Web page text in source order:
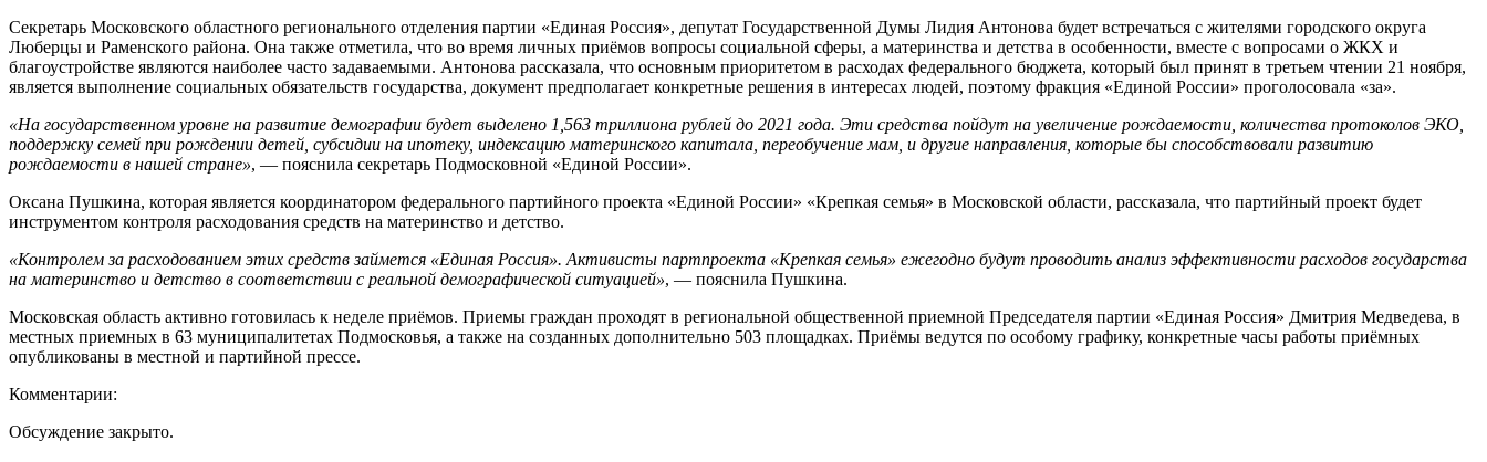
Секретарь Московского областного регионального отделения партии «Единая Россия», депутат Государственной Думы Лидия Антонова будет встречаться с жителями городского округа
Люберцы и Раменского района. Она также отметила, что во время личных приёмов вопросы социальной сферы, а материнства и детства в особенности, вместе с вопросами о ЖКХ и
благоустройстве являются наиболее часто задаваемыми. Антонова рассказала, что основным приоритетом в расходах федерального бюджета, который был принят в третьем чтении 21 ноября,
является выполнение социальных обязательств государства, документ предполагает конкретные решения в интересах людей, поэтому фракция «Единой России» проголосовала «за».
«На государственном уровне на развитие демографии будет выделено 1,563 триллиона рублей до 2021 года. Эти средства пойдут на увеличение рождаемости, количества протоколов ЭКО,
поддержку семей при рождении детей, субсидии на ипотеку, индексацию материнского капитала, переобучение мам, и другие направления, которые бы способствовали развитию
рождаемости в нашей стране», — пояснила секретарь Подмосковной «Единой России».
Оксана Пушкина, которая является координатором федерального партийного проекта «Единой России» «Крепкая семья» в Московской области, рассказала, что партийный проект будет
инструментом контроля расходования средств на материнство и детство.
«Контролем за расходованием этих средств займется «Единая Россия». Активисты партпроекта «Крепкая семья» ежегодно будут проводить анализ эффективности расходов государства
на материнство и детство в соответствии с реальной демографической ситуацией», — пояснила Пушкина.
Московская область активно готовилась к неделе приёмов. Приемы граждан проходят в региональной общественной приемной Председателя партии «Единая Россия» Дмитрия Медведева, в
местных приемных в 63 муниципалитетах Подмосковья, а также на созданных дополнительно 503 площадках. Приёмы ведутся по особому графику, конкретные часы работы приёмных
опубликованы в местной и партийной прессе.
Комментарии:
Обсуждение закрыто.